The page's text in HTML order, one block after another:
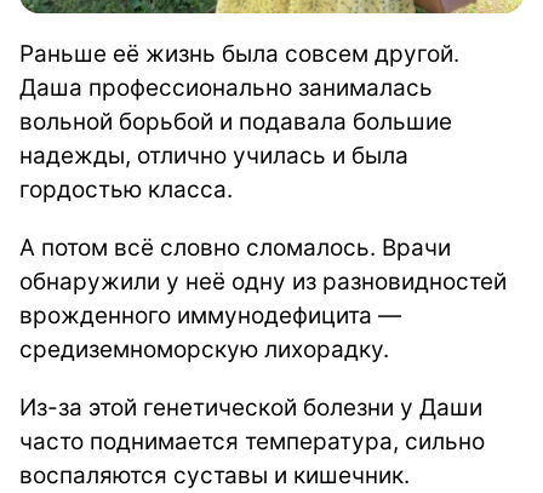
Раньше её жизнь была совсем другой.
Даша профессионально занималась
вольной борьбой и подавала большие
надежды, отлично училась и была
гордостью класса.
А потом всё словно сломалось. Врачи
обнаружили у неё одну из разновидностей
врожденного иммунодефицита —
средиземноморскую лихорадку.
Из-за этой генетической болезни у Даши
часто поднимается температура, сильно
воспаляются суставы и кишечник.